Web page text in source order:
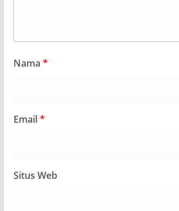
Nama *
Email*
Situs Web